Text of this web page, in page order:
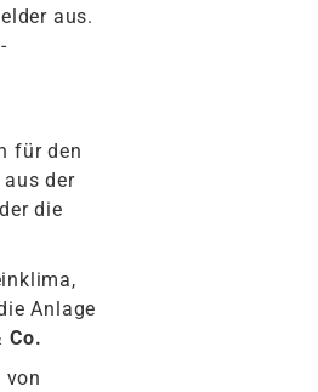
aus.
für den
aus der
die
Anlage
Co.
von